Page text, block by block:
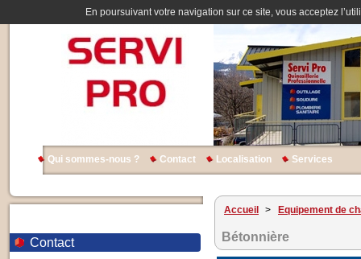
En poursuivant votre navigation sur ce site, vous acceptez
Qui sommes-nous ? Contact Localisation Services
Contact
Accueil > Equipement de
Bétonnière